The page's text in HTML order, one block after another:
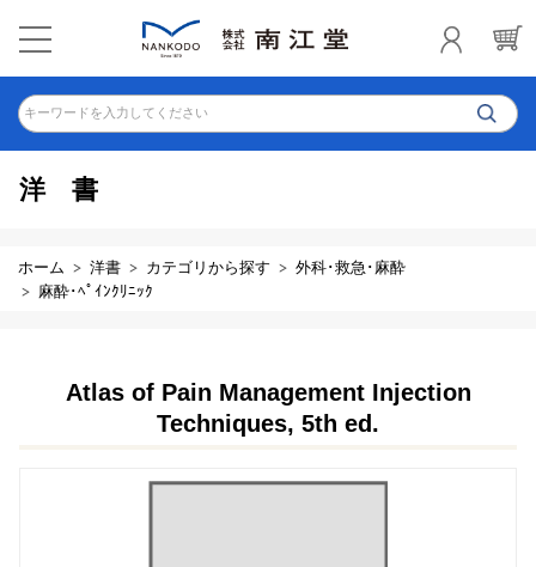
キーワードを入力してください
洋書
ホーム 洋書 カテゴリから探す
外科･救急･麻酔
麻酔･ﾍﾟｲﾝｸﾘﾆｯｸ
Atlas of Pain Management Injection
Techniques, 5th ed.